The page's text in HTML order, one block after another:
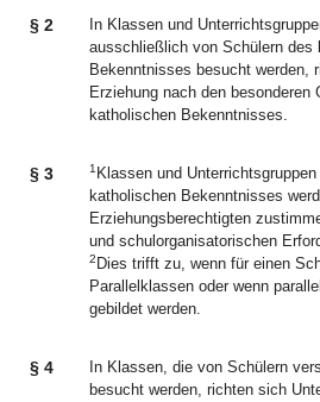
§ 2
In Klassen und
ausschließlich von Schülern des
Bekenntnisses besucht werden,
Erziehung nach den besonderen
katholischen Bekenntnisses.
§ 3 1 Klassen und
katholischen Bekenntnisses
Erziehungsberechtigten
und schulorganisatorischen
2 Dies trifft zu, wenn für einen
Parallelklassen oder wenn
gebildet werden.
§ 4
In Klassen, die von Schülern
besucht werden, richten sich